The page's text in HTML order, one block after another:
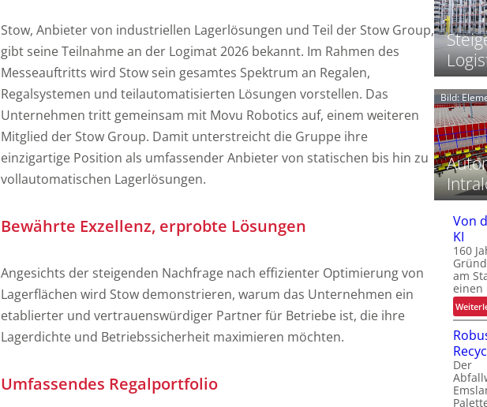
Stow, Anbieter von industriellen Lagerlösungen und Teil der Stow Group,
gibt seine Teilnahme an der Logimat 2026 bekannt. Im Rahmen des
Messeauftritts wird Stow sein gesamtes Spektrum an Regalen,
Regalsystemen und teilautomatisierten Lösungen vorstellen. Das
Unternehmen tritt gemeinsam mit Movu Robotics auf, einem weiteren
Mitglied der Stow Group. Damit unterstreicht die Gruppe ihre
einzigartige Position als umfassender Anbieter von statischen bis hin zu
vollautomatischen Lagerlösungen.
Bewährte Exzellenz, erprobte Lösungen
Angesichts der steigenden Nachfrage nach effizienter Optimierung von
Lagerflächen wird Stow demonstrieren, warum das Unternehmen ein
etablierter und vertrauenswürdiger Partner für Betriebe ist, die ihre
Lagerdichte und Betriebssicherheit maximieren möchten.
Umfassendes Regalportfolio
i
s
r
z
i
s
i
i
e
r
e
t
r
i
l
t
s
s
i
c
r
i
t
r
-
r
e
Bild:
Von
KI
160
am
einen
Der